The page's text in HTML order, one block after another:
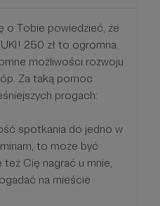
o Tobie powiedzieć, że
250 zł to ogromna
możliwości rozwoju
Za taką pomoc
progach:
spotkania do jedno w
to może być
Cię nagrać u mnie,
na mieście